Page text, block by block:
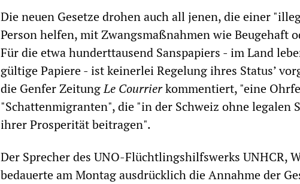
Die neuen Gesetze drohen auch all jenen, die einer
Person helfen, mit Zwangsmaßnahmen wie Beugehaft
Für die etwa hunderttausend Sanspapiers - im Land
gültige Papiere - ist keinerlei Regelung ihres Status’
die Genfer ZeitungLe Courrierkommentiert, "eine
"Schattenmigranten", die "in der Schweiz ohne legalen
ihrer Prosperität beitragen".
Der Sprecher des UNO-Flüchtlingshilfswerks UNHCR,
bedauerte am Montag ausdrücklich die Annahme der